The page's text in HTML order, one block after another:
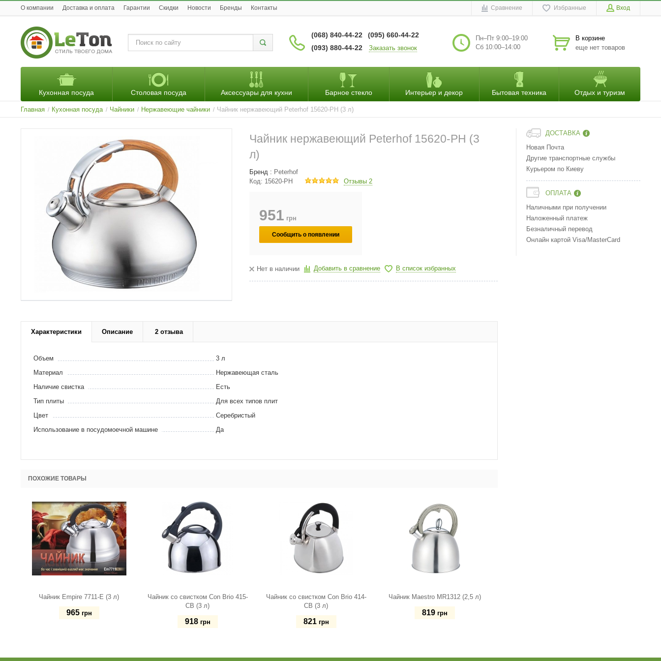
O компании Доставка и оплата Гарантии Скидки Новости Бренды Контакты Сравнение Избранные Вход
(068) 840-44-22
(095) 660-44-22
(093) 880-44-22
Заказать звонок
Пн–Пт 9:00–19:00
Сб 10:00–14:00
В корзине
еще нет товаров
Кухонная посуда Столовая посуда Аксессуары для кухни Барное стекло Интерьер и декор Бытовая техника Отдых и туризм
Главная / Кухонная посуда / Чайники / Нержавеющие чайники / Чайник нержавеющий Peterhof 15620-PH (3 л)
ДОСТАВКА
Новая Почта
Другие транспортные службы
Курьером по Киеву
ОПЛАТА
Наличными при получении
Наложенный платеж
Безналичный перевод
Онлайн картой Visa/MasterCard
Чайник нержавеющий Peterhof 15620-PH (3
л)
Бренд : Peterhof
Код: 15620-PH Отзывы 2
951 грн
Сообщить о появлении
Нет в наличии Добавить в сравнение В список избранных
Характеристики Описание 2 отзыва
Объем
3 л
Материал
Нержавеющая сталь
Наличие свистка
Есть
Тип плиты
Для всех типов плит
Цвет
Серебристый
Использование в посудомоечной машине
Да
ПОХОЖИЕ ТОВАРЫ
Чайник Empire 7711-E (3 л)
965 грн
Чайник со свистком Con Brio 415-
CB (3 л)
918 грн
Чайник со свистком Con Brio 414-
CB (3 л)
821 грн
Чайник Maestro MR1312 (2,5 л)
819 грн